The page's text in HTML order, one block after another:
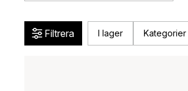
Filtrera I lager Kategorier